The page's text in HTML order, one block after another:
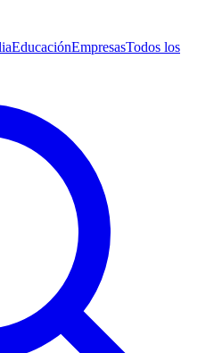
EducaciónEmpresasTodos los